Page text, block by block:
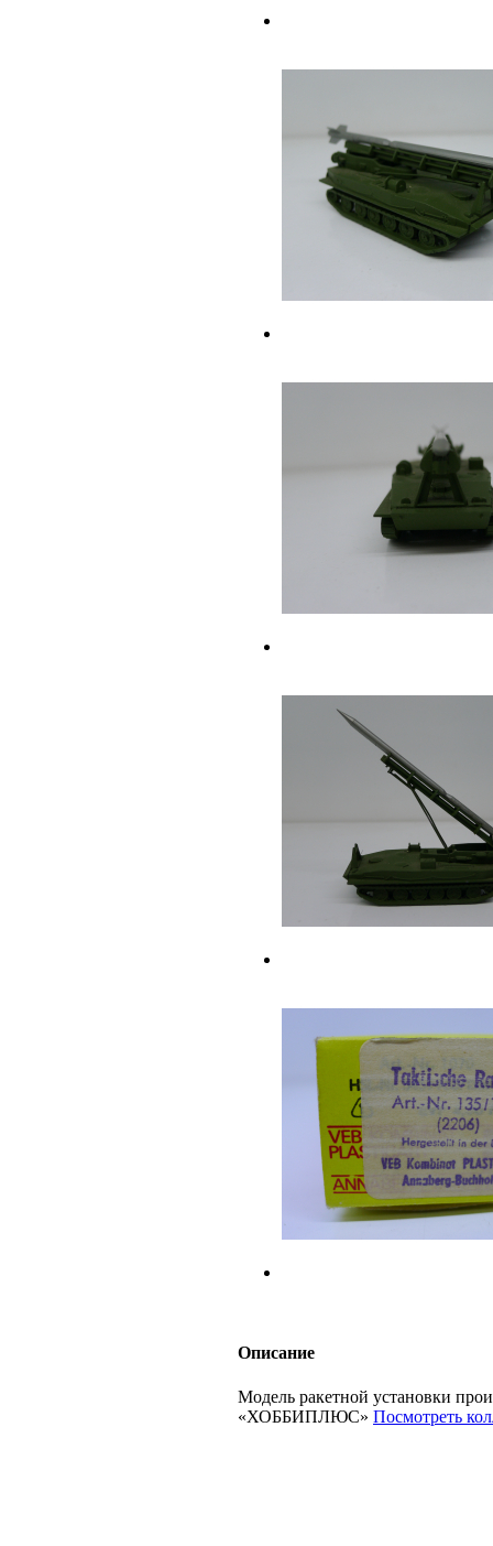
Описание
Модель ракетной установки
«ХОББИПЛЮС» Посмотреть